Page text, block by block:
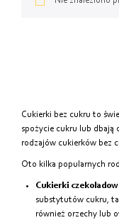
Cukierki bez cukru to
spożycie cukru lub dbają
rodzajów cukierków bez
Oto kilka popularnych
Cukierki
substytutów cukru,
również orzechy lub